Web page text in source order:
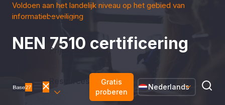
Features
Prijzen
Gratis
proberen
Nederlands
Voldoen aan het landelijk niveau op het gebied van
informatiebeveiliging
NEN 7510 certificering